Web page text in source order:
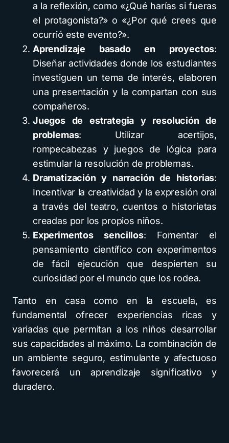
a la reflexión, como «¿Qué harías si fueras
el protagonista?» o «¿Por qué crees que
ocurrió este evento?».
Aprendizaje basado en proyectos:
Diseñar actividades donde los estudiantes
investiguen un tema de interés, elaboren
una presentación y la compartan con sus
compañeros.
Juegos de estrategia y resolución de
problemas: Utilizar acertijos,
rompecabezas y juegos de lógica para
estimular la resolución de problemas.
Dramatización y narración de historias:
Incentivar la creatividad y la expresión oral
a través del teatro, cuentos o historietas
creadas por los propios niños.
Experimentos sencillos: Fomentar el
pensamiento científico con experimentos
de fácil ejecución que despierten su
curiosidad por el mundo que los rodea.
Tanto en casa como en la escuela, es
fundamental ofrecer experiencias ricas y
variadas que permitan a los niños desarrollar
sus capacidades al máximo. La combinación de
un ambiente seguro, estimulante y afectuoso
favorecerá un aprendizaje significativo y
duradero.